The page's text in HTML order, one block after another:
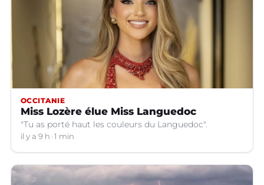
OCCITANIE
Miss Lozère élue Miss Languedoc
"Tu as porté haut les couleurs du Languedoc".
il y a 9 h 1 min